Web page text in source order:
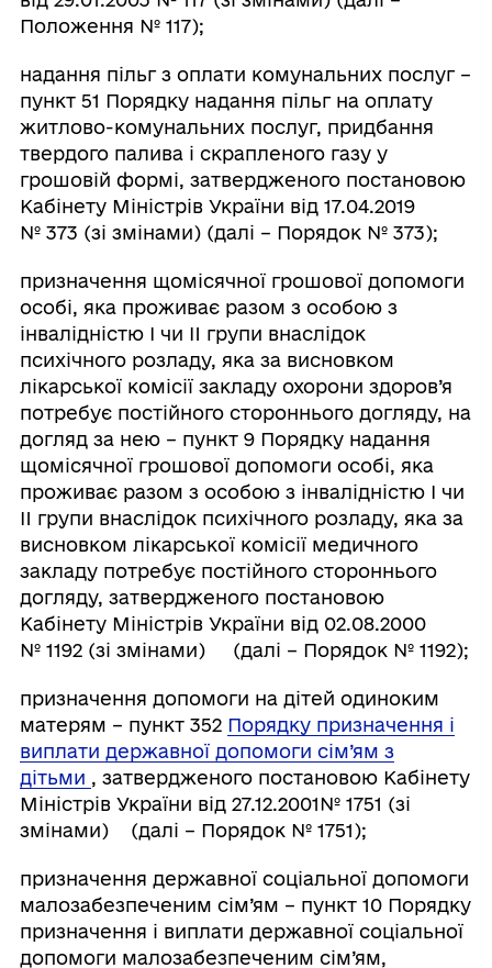
Положення № 117);
надання пільг з оплати комунальних послуг –
пункт 51 Порядку надання пільг на оплату
житлово-комунальних послуг, придбання
твердого палива і скрапленого газу у
грошовій формі, затвердженого постановою
Кабінету Міністрів України від 17.04.2019
№ 373 (зі змінами) (далі – Порядок № 373);
призначення щомісячної грошової допомоги
особі, яка проживає разом з особою з
інвалідністю I чи II групи внаслідок
психічного розладу, яка за висновком
лікарської комісії закладу охорони здоров’я
потребує постійного стороннього догляду, на
догляд за нею – пункт 9 Порядку надання
щомісячної грошової допомоги особі, яка
проживає разом з особою з інвалідністю I чи
II групи внаслідок психічного розладу, яка за
висновком лікарської комісії медичного
закладу потребує постійного стороннього
догляду, затвердженого постановою
Кабінету Міністрів України від 02.08.2000
№ 1192 (зі змінами) (далі – Порядок № 1192);
призначення допомоги на дітей одиноким
матерям – пункт 352 Порядку призначення і
виплати державної допомоги сім’ям з
дітьми , затвердженого постановою Кабінету
Міністрів України від 27.12.2001№ 1751 (зі
змінами) (далі – Порядок № 1751);
призначення державної соціальної допомоги
малозабезпеченим сім’ям – пункт 10 Порядку
призначення і виплати державної соціальної
допомоги малозабезпеченим сім’ям,